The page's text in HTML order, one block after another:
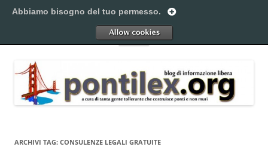
al
Pontilex
Menu
ARCHIVI TAG: CONSULENZE LEGALI GRATUITE
Abbiamo bisogno del tuo permesso.